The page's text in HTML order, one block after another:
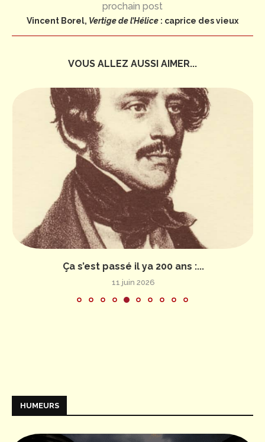
prochain post
Vincent Borel, Vertige de l’Hélice : caprice des vieux
VOUS ALLEZ AUSSI AIMER...
Ça s’est passé il ya 200 ans :...
11 juin 2026
HUMEURS